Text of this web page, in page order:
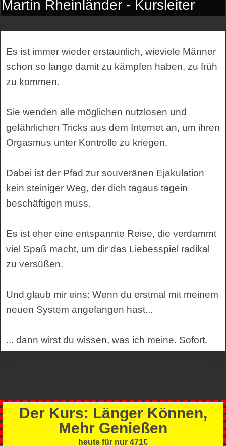
Martin Rheinländer - Kursleiter
Es ist immer wieder erstaunlich, wieviele Männer
schon so lange damit zu kämpfen haben, zu früh
zu kommen.
Sie wenden alle möglichen nutzlosen und
gefährlichen Tricks aus dem Internet an, um ihren
Orgasmus unter Kontrolle zu kriegen.
Dabei ist der Pfad zur souveränen Ejakulation
kein steiniger Weg, der dich tagaus tagein
beschäftigen muss.
Es ist eher eine entspannte Reise, die verdammt
viel Spaß macht, um dir das Liebesspiel radikal
zu versüßen.
Und glaub mir eins: Wenn du erstmal mit meinem
neuen System angefangen hast...
... dann wirst du wissen, was ich meine. Sofort.
Der Kurs: Länger Können,
Mehr Genießen
heute für nur 471€